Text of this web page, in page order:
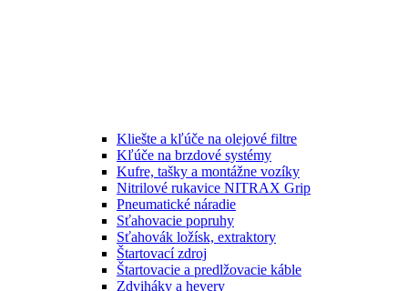
Kliešte a kľúče na olejové filtre
Kľúče na brzdové systémy
Kufre, tašky a montážne vozíky
Nitrilové rukavice NITRAX Grip
Pneumatické náradie
Sťahovacie popruhy
Sťahovák ložísk, extraktory
Štartovací zdroj
Štartovacie a predlžovacie káble
Zdviháky a hevery